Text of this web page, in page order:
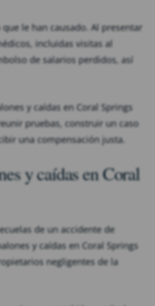
le han causado. Al presentar
incluidas visitas al
de salarios perdidos, así
y caídas en Coral Springs
pruebas, construir un caso
una compensación justa.
y caídas en Coral
de un accidente de
y caídas en Coral Springs
negligentes de la